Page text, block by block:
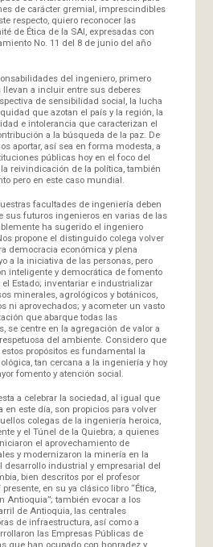
de carácter gremial, imprescindibles
respecto, quiero reconocer las
de Ética de la SAI, expresadas con
No. 11 del 8 de junio del año
del ingeniero, primero
llevan a incluir entre sus deberes
de sensibilidad social, la lucha
que azotan el país y la región, la
e intolerancia que caracterizan el
a la búsqueda de la paz. De
aportar, así sea en forma modesta, a
públicas hoy en el foco del
reivindicación de la política, también
pero en este caso mundial.
facultades de ingeniería deben
sus futuros ingenieros en varias de las
ha sugerido el ingeniero
propone el distinguido colega volver
democracia económica y plena
a la iniciativa de las personas, pero
inteligente y democrática de fomento
Estado; inventariar e industrializar
minerales, agrológicos y botánicos,
ni aprovechados; y acometer un vasto
que abarque todas las
se centre en la agregación de valor a
del ambiente. Considero que
propósitos es fundamental la
tan cercana a la ingeniería y hoy
fomento y atención social.
a celebrar la sociedad, al igual que
en este día, son propicios para volver
colegas de la ingeniería heroica,
y el Túnel de la Quiebra; a quienes
el aprovechamiento de
y modernizaron la minería en la
desarrollo industrial y empresarial del
bien descritos por el profesor
en su ya clásico libro “Ética,
Antioquia”; también evocar a los
de Antioquia, las centrales
de infraestructura, así como a
las Empresas Públicas de
que han ocupado con honradez y